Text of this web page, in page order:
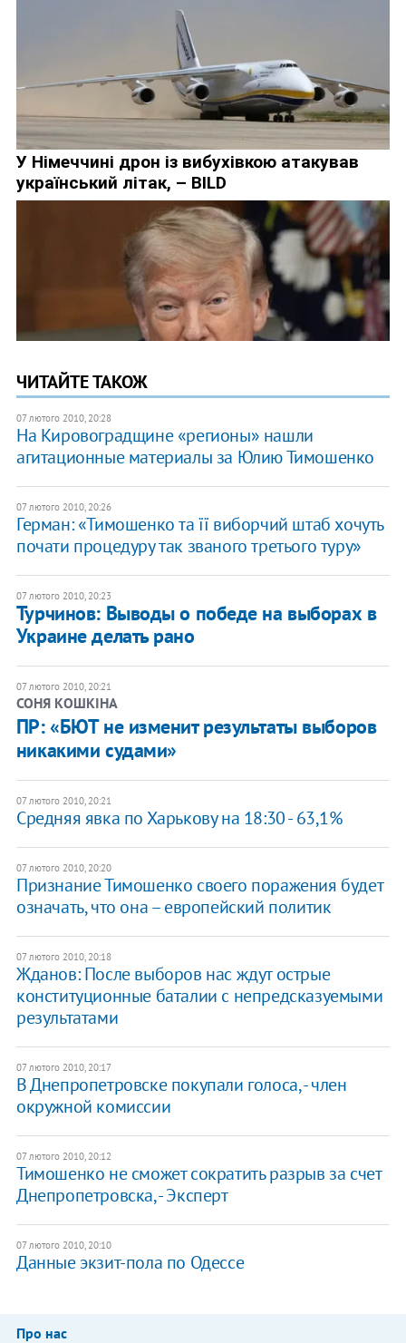
ЧИТАЙТЕ ТАКОЖ
07 лютого 2010, 20:28
На Кировоградщине «регионы» нашли
агитационные материалы за Юлию Тимошенко
07 лютого 2010, 20:26
Герман: «Тимошенко та її виборчий штаб хочуть
почати процедуру так званого третього туру»
07 лютого 2010, 20:23
Турчинов: Выводы о победе на выборах в
Украине делать рано
07 лютого 2010, 20:21
СОНЯ КОШКІНА
ПР: «БЮТ не изменит результаты выборов
никакими судами»
07 лютого 2010, 20:21
Средняя явка по Харькову на 18:30 - 63,1%
07 лютого 2010, 20:20
Признание Тимошенко своего поражения будет
означать, что она – европейский политик
07 лютого 2010, 20:18
Жданов: После выборов нас ждут острые
конституционные баталии с непредсказуемыми
результатами
07 лютого 2010, 20:17
В Днепропетровске покупали голоса, - член
окружной комиссии
07 лютого 2010, 20:12
Тимошенко не сможет сократить разрыв за счет
Днепропетровска, - Эксперт
07 лютого 2010, 20:10
Данные экзит-пола по Одессе
Про нас